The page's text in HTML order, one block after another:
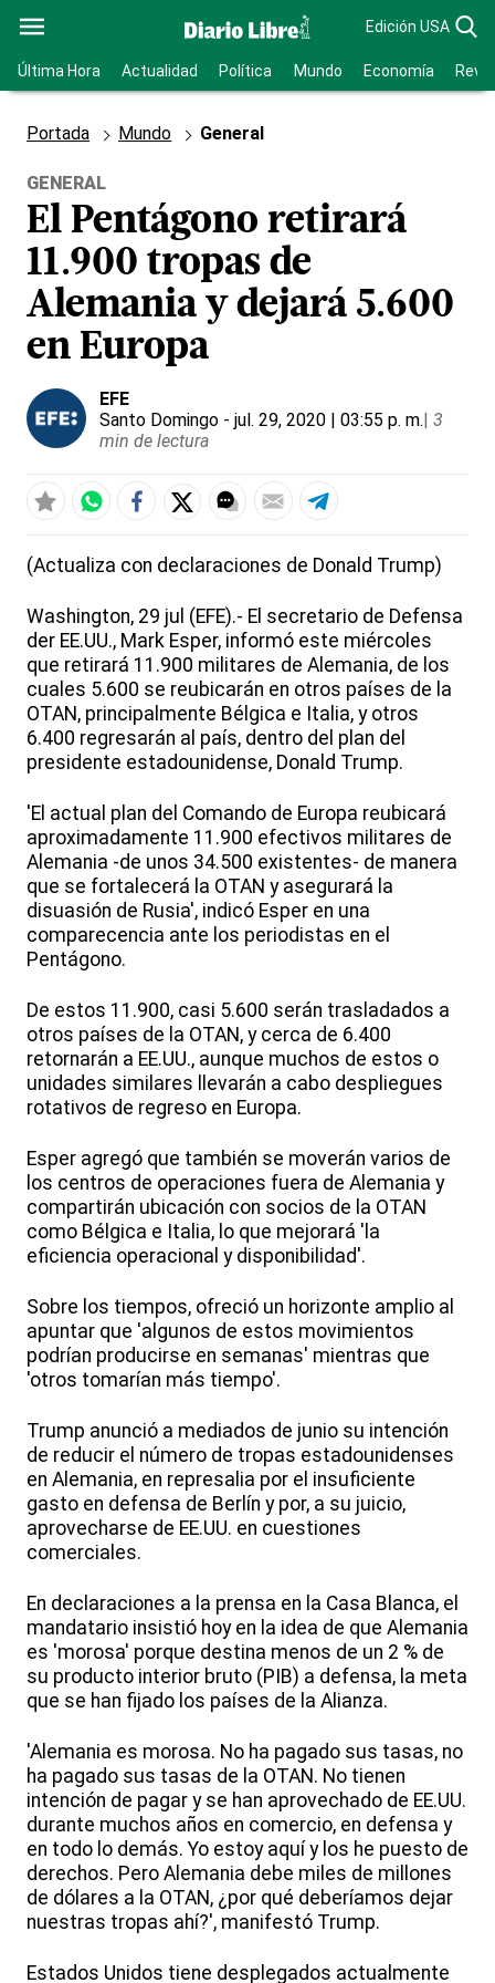
Edición USA
Última Hora Actualidad Política Mundo Economía
Portada Mundo General
GENERAL
El Pentágono retirará
11.900 tropas de
Alemania y dejará 5.600
en Europa
EFE
Santo Domingo - jul. 29, 2020 | 03:55 p. m.| 3
min de lectura
(Actualiza con declaraciones de Donald Trump)
Washington, 29 jul (EFE).- El secretario de Defensa
der EE.UU., Mark Esper, informó este miércoles
que retirará 11.900 militares de Alemania, de los
cuales 5.600 se reubicarán en otros países de la
OTAN, principalmente Bélgica e Italia, y otros
6.400 regresarán al país, dentro del plan del
presidente estadounidense, Donald Trump.
'El actual plan del Comando de Europa reubicará
aproximadamente 11.900 efectivos militares de
Alemania -de unos 34.500 existentes- de manera
que se fortalecerá la OTAN y asegurará la
disuasión de Rusia', indicó Esper en una
comparecencia ante los periodistas en el
Pentágono.
De estos 11.900, casi 5.600 serán trasladados a
otros países de la OTAN, y cerca de 6.400
retornarán a EE.UU., aunque muchos de estos o
unidades similares llevarán a cabo despliegues
rotativos de regreso en Europa.
Esper agregó que también se moverán varios de
los centros de operaciones fuera de Alemania y
compartirán ubicación con socios de la OTAN
como Bélgica e Italia, lo que mejorará 'la
eficiencia operacional y disponibilidad'.
Sobre los tiempos, ofreció un horizonte amplio al
apuntar que 'algunos de estos movimientos
podrían producirse en semanas' mientras que
'otros tomarían más tiempo'.
Trump anunció a mediados de junio su intención
de reducir el número de tropas estadounidenses
en Alemania, en represalia por el insuficiente
gasto en defensa de Berlín y por, a su juicio,
aprovecharse de EE.UU. en cuestiones
comerciales.
En declaraciones a la prensa en la Casa Blanca, el
mandatario insistió hoy en la idea de que Alemania
es 'morosa' porque destina menos de un 2 % de
su producto interior bruto (PIB) a defensa, la meta
que se han fijado los países de la Alianza.
'Alemania es morosa. No ha pagado sus tasas, no
ha pagado sus tasas de la OTAN. No tienen
intención de pagar y se han aprovechado de EE.UU.
durante muchos años en comercio, en defensa y
en todo lo demás. Yo estoy aquí y los he puesto de
derechos. Pero Alemania debe miles de millones
de dólares a la OTAN, ¿por qué deberíamos dejar
nuestras tropas ahí?', manifestó Trump.
Estados Unidos tiene desplegados actualmente